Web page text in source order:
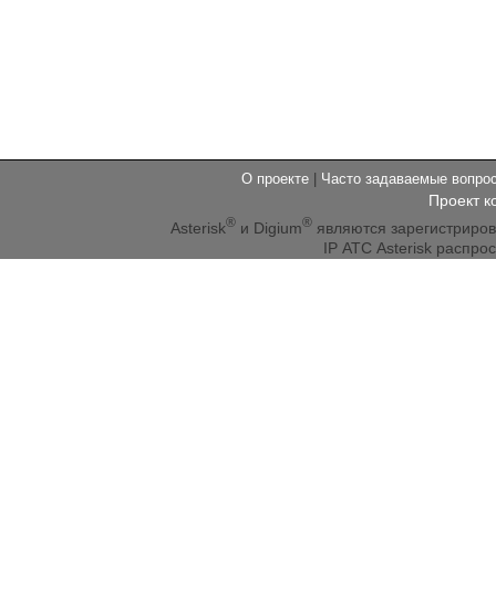
О проекте | Часто задаваемые
Проект
Asterisk®и Digium®являются
IP АТС Asterisk